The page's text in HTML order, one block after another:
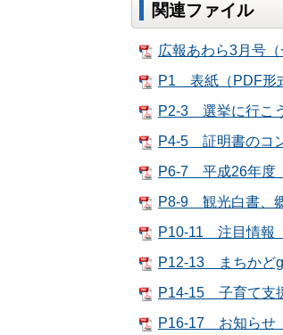
関連ファイル
広報あわら3月号
P1 表紙（PDF形
P2-3 選挙に行こ
P4-5 証明書のコ
P6-7 平成26年度
P8-9 観光白書、
P10-11 注目情報
P12-13 まちかど
P14-15 子育て支
P16-17 お知らせ